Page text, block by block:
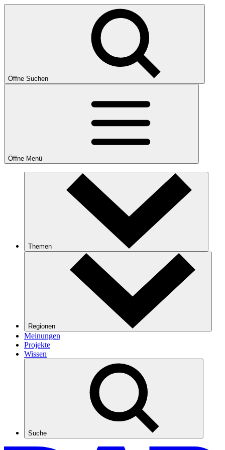
Öffne Suchen
Öffne Menü
Themen
Regionen
Meinungen
Projekte
Wissen
Suche